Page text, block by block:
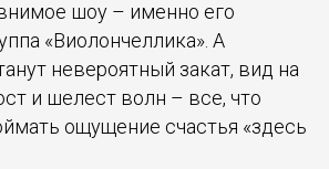
шоу – именно его
«Виолончеллика». А
невероятный закат, вид на
и шелест волн – все, что
ощущение счастья «здесь